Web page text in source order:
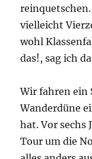
vielleicht
wohl
das!, sag ich
Wir fahren ein
Wanderdüne
hat. Vor sechs
Tour um die